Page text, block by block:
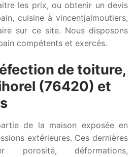
les prix, ou obtenir un devis
cuisine à vincentjalmoutiers,
sur ce site. Nous disposons
compétents et exercés.
de toiture,
(76420) et
de la maison exposée en
extérieures. Ces dernières
porosité, déformations,